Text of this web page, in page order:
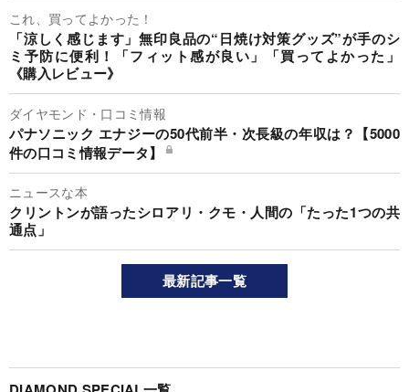
これ、買ってよかった！
「涼しく感じます」無印良品の“日焼け対策グッズ”が手のシ
ミ予防に便利！「フィット感が良い」「買ってよかった」
《購入レビュー》
ダイヤモンド・口コミ情報
パナソニック エナジーの50代前半・次長級の年収は？【5000
件の口コミ情報データ】
ニュースな本
クリントンが語ったシロアリ・クモ・人間の「たった1つの共
通点」
最新記事一覧